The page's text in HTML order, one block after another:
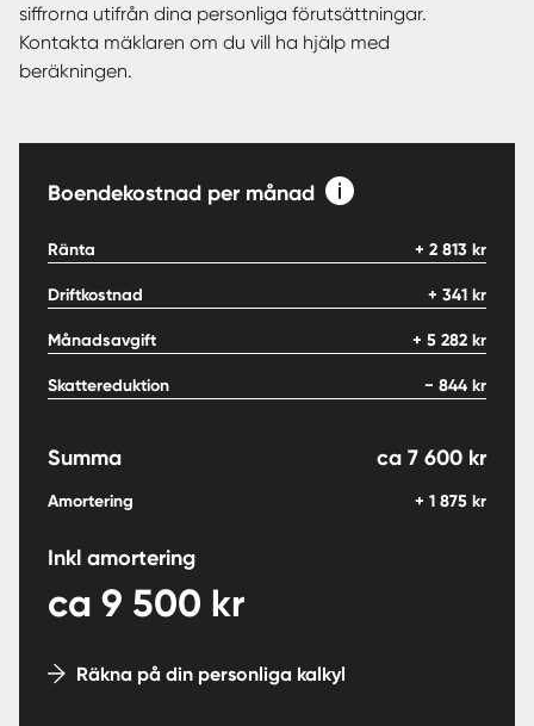
siffrorna utifrån dina personliga förutsättningar.
Kontakta mäklaren om du vill ha hjälp med
beräkningen.
Boendekostnad per månad
Ränta + 2 813 kr
Driftkostnad + 341 kr
Månadsavgift + 5 282 kr
Skattereduktion − 844 kr
Summa ca 7 600 kr
Amortering + 1 875 kr
Inkl amortering
ca 9 500 kr
Räkna på din personliga kalkyl